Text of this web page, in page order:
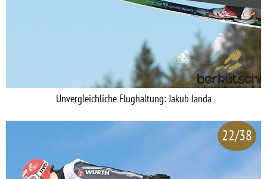
Unvergleichliche Flughaltung: Jakub Janda
22/38